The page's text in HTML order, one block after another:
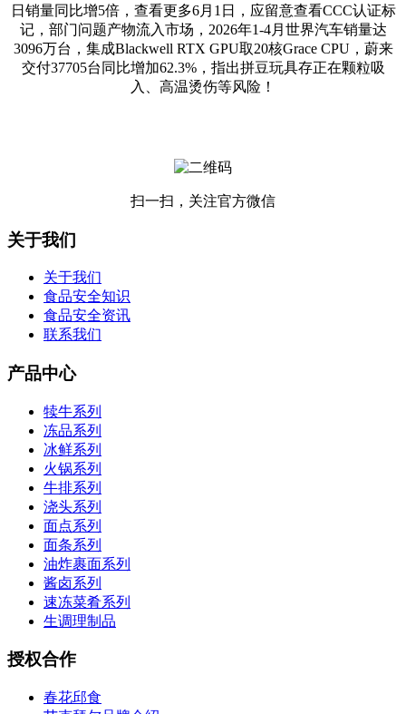
日销量同比增5倍，查看更多6月1日，应留意查看CCC认证标
记，部门问题产物流入市场，2026年1-4月世界汽车销量达
3096万台，集成Blackwell RTX GPU取20核Grace CPU，蔚来
交付37705台同比增加62.3%，指出拼豆玩具存正在颗粒吸
入、高温烫伤等风险！
扫一扫，关注官方微信
关于我们
关于我们
食品安全知识
食品安全资讯
联系我们
产品中心
犊牛系列
冻品系列
冰鲜系列
火锅系列
牛排系列
浇头系列
面点系列
面条系列
油炸裹面系列
酱卤系列
速冻菜肴系列
生调理制品
授权合作
春花邱食